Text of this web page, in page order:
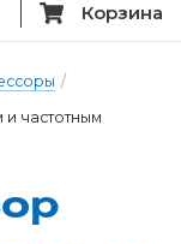
Корзина
/
частотным